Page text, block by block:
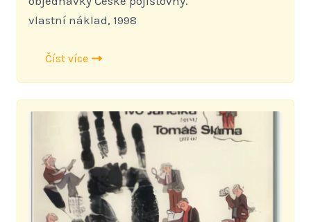
vlastní náklad, 1998
Číst více